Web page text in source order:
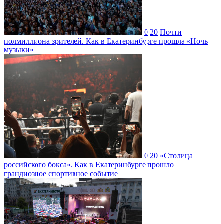
0 20 Почти
полмиллиона зрителей. Как в Екатеринбурге прошла «Ночь
музыки»
0 20 «Столица
российского бокса». Как в Екатеринбурге прошло
грандиозное спортивное событие